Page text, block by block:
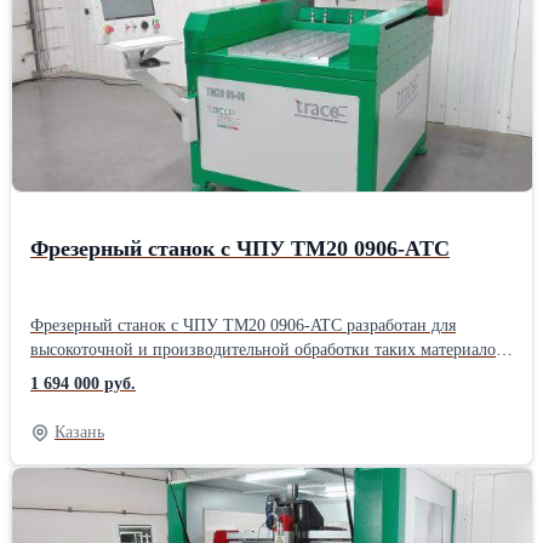
фрезерный Подача заготовки: Автоматическая Потребляемая
мощность: 380 Вт Наличие ЧПУ: Да
ЧПУ: Delta Electronics Вес: 950 KgПроизводитель: Собственное
производство Назначение: По металлу Тип: Вертикально-
фрезерный Подача заготовки: Автоматическая Потребляемая
мощность: 380 Вт Наличие ЧПУ: Да
Фрезерный станок с ЧПУ ТМ20 0906-ATC
Фрезерный станок с ЧПУ ТМ20 0906-ATC разработан для
высокоточной и производительной обработки таких материалов,
как сталь и алюминий. Автоматическая смена инструмента с
магазином на 5 патронов ISO30-ER32 позволяют
высокоэффективно решать поставленные задачи. Станок
поставляется в варианте с Серво приводами и ЧПУ Delta
Electronics Макс. ход по оси Y: 900 мм Макс. ход по оси X: 600
материалов: сталь, нержавеющая сталь, закаленная сталь, латунь,
1 694 000 руб.
Казань